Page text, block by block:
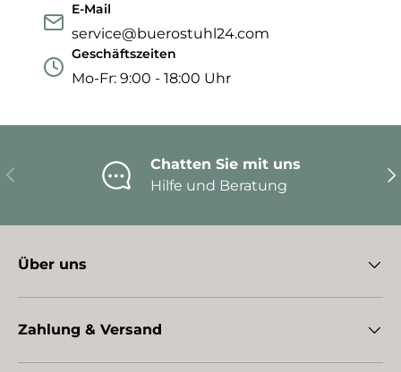
E-Mail
service@buerostuhl24.com
Geschäftszeiten
Mo-Fr: 9:00 - 18:00 Uhr
Vorherige
Chatten Sie mit uns
Hilfe und Beratung
Über uns
Zahlung & Versand